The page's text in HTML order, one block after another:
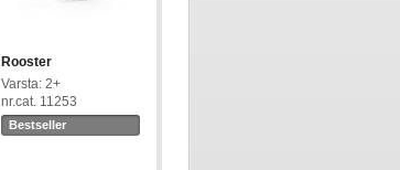
Rooster
Varsta: 2+
nr.cat. 11253
Bestseller